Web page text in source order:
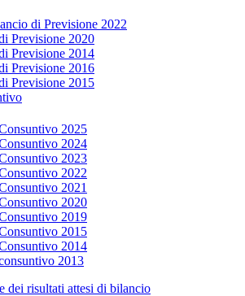
di Previsione 2022
Previsione 2020
Previsione 2014
Previsione 2016
Previsione 2015
2025
2024
2023
2022
2021
2020
2019
2015
2014
2013
dei risultati attesi di bilancio